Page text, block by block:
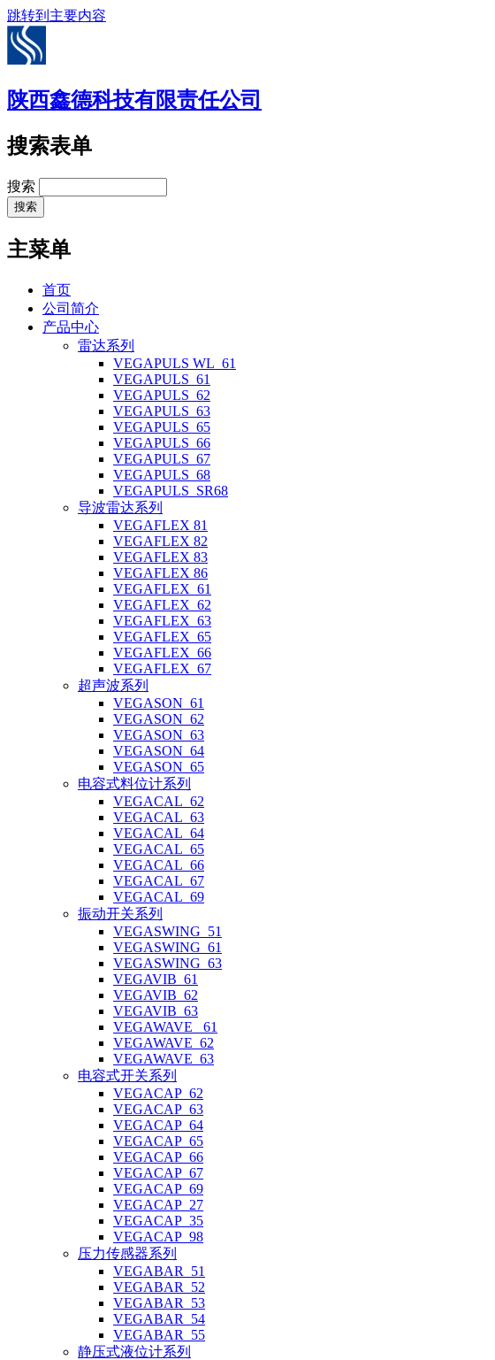
跳转到主要内容
陕西鑫德科技有限责任公司
搜索表单
搜索
主菜单
首页
公司简介
产品中心
雷达系列
VEGAPULS WL_61
VEGAPULS_61
VEGAPULS_62
VEGAPULS_63
VEGAPULS_65
VEGAPULS_66
VEGAPULS_67
VEGAPULS_68
VEGAPULS_SR68
导波雷达系列
VEGAFLEX 81
VEGAFLEX 82
VEGAFLEX 83
VEGAFLEX 86
VEGAFLEX_61
VEGAFLEX_62
VEGAFLEX_63
VEGAFLEX_65
VEGAFLEX_66
VEGAFLEX_67
超声波系列
VEGASON_61
VEGASON_62
VEGASON_63
VEGASON_64
VEGASON_65
电容式料位计系列
VEGACAL_62
VEGACAL_63
VEGACAL_64
VEGACAL_65
VEGACAL_66
VEGACAL_67
VEGACAL_69
振动开关系列
VEGASWING_51
VEGASWING_61
VEGASWING_63
VEGAVIB_61
VEGAVIB_62
VEGAVIB_63
VEGAWAVE _61
VEGAWAVE_62
VEGAWAVE_63
电容式开关系列
VEGACAP_62
VEGACAP_63
VEGACAP_64
VEGACAP_65
VEGACAP_66
VEGACAP_67
VEGACAP_69
VEGACAP_27
VEGACAP_35
VEGACAP_98
压力传感器系列
VEGABAR_51
VEGABAR_52
VEGABAR_53
VEGABAR_54
VEGABAR_55
静压式液位计系列